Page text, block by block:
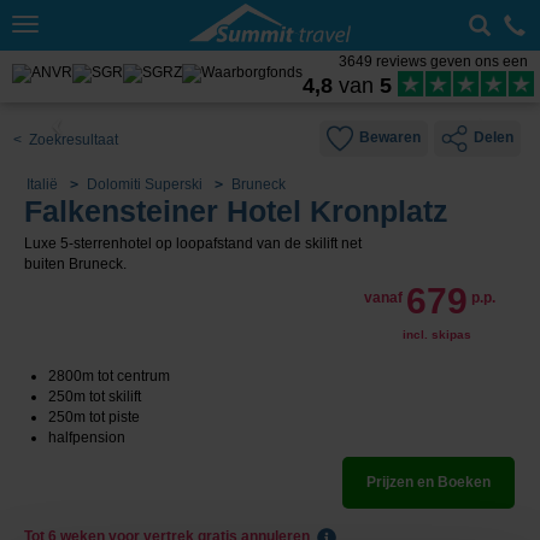
Toggle
3649 reviews geven ons een
4,8 van 5
< Zoekresultaat Bewaren Delen
Italië Dolomiti Superski Bruneck
Falkensteiner Hotel Kronplatz
Luxe 5-sterrenhotel op loopafstand van de skilift net
buiten Bruneck.
vanaf 679 p.p.
incl. skipas
2800m tot centrum
250m tot skilift
250m tot piste
halfpension
Prijzen en Boeken
Tot 6 weken voor vertrek gratis annuleren